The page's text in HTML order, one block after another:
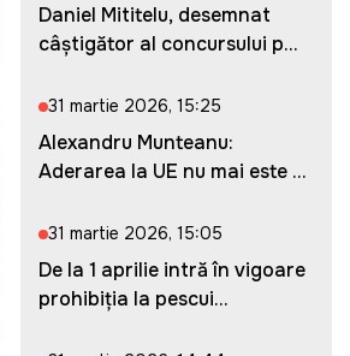
Daniel Mititelu, desemnat
câștigător al concursului p...
31 martie 2026, 15:25
Alexandru Munteanu:
Aderarea la UE nu mai este o
31 martie 2026, 15:05
De la 1 aprilie intră în vigoare
prohibiția la pescui...